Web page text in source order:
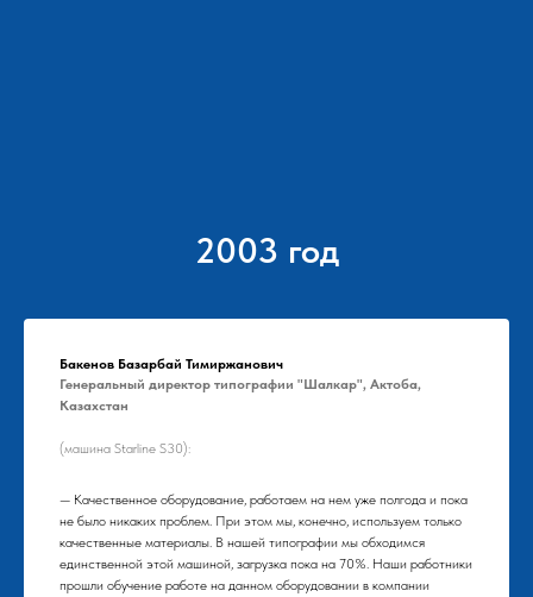
2003 год
Бакенов Базарбай Тимиржанович
Генеральный директор типографии "Шалкар", Актоба,
Казахстан
(машина Starline S30):
— Качественное оборудование, работаем на нем уже полгода и пока
не было никаких проблем. При этом мы, конечно, используем только
качественные материалы. В нашей типографии мы обходимся
единственной этой машиной, загрузка пока на 70%. Наши работники
прошли обучение работе на данном оборудовании в компании